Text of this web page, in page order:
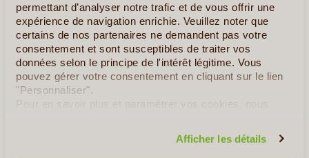
permettant d’analyser notre trafic et de vous offrir une
expérience de navigation enrichie. Veuillez noter que
certains de nos partenaires ne demandent pas votre
consentement et sont susceptibles de traiter vos
données selon le principe de l'intérêt légitime. Vous
pouvez gérer votre consentement en cliquant sur le lien
"Personnaliser".
Pour en savoir plus et paramétrer vos cookies, nous
Afficher les détails
Situé à plus de 2440 mètres d'altitude, Adam's Peak, ou le
pic d'Adam, est une montagne sacrée vénérée à la fois par
les musulmans, les chrétiens, les bouddhistes et les
hindouistes. Par tradition, il se gravit de nuit afin d'admirer le
(...)